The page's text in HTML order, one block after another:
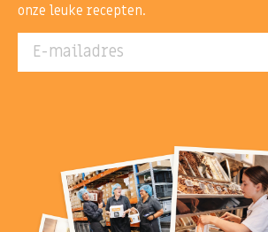
onze leuke recepten.
E-mailadres